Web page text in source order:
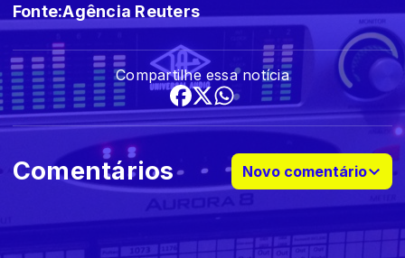
Fonte:Agência Reuters
Compartilhe essa notícia
Comentários Novo comentário